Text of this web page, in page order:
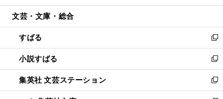
開
ウ
開
く
ン
ウ
で
開
く
ウ
ン
ド
ウ
で
開
く
文芸・文庫・総合
すばる
新
し
い
ウ
ィ
ン
小説すばる
新
し
い
ウ
集英社 文芸ステーション
新
し